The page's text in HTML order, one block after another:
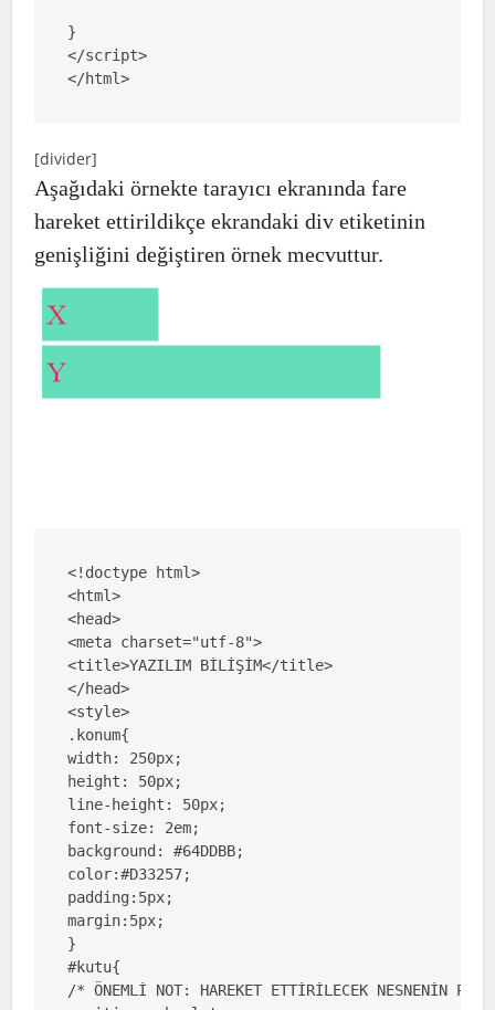
}
</script>
</html>
[divider]
Aşağıdaki örnekte tarayıcı ekranında fare
hareket ettirildikçe ekrandaki div etiketinin
genişliğini değiştiren örnek mecvuttur.
<!doctype html>
<html>
<head>
<meta charset="utf-8">
<title>YAZILIM BİLİŞİM</title>
</head>
<style>
.konum{
width: 250px;
height: 50px;
line-height: 50px;
font-size: 2em;
background: #64DDBB;
color:#D33257;
padding:5px;
margin:5px;
}
#kutu{
/* ÖNEMLİ NOT: HAREKET ETTİRİLECEK NESNENİN